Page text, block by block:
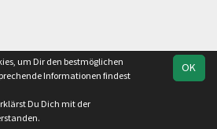
OK
um Dir den bestmöglichen
Informationen findest
Du Dich mit der